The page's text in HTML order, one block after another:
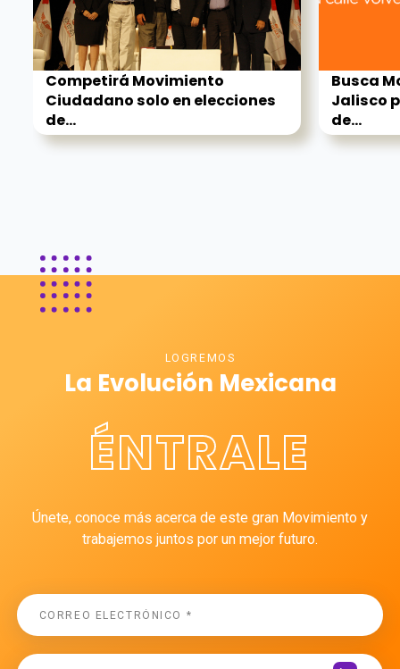
Competirá Movimiento
Ciudadano solo en elecciones
de...
Busca
Jalisco
de...
LOGREMOS
La Evolución Mexicana
ÉNTRALE
Únete, conoce más acerca de este gran Movimiento y
trabajemos juntos por un mejor futuro.